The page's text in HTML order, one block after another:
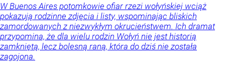
W Buenos Aires potomkowie ofiar rzezi wołyńskiej wciąż
pokazują rodzinne zdjęcia i listy, wspominając bliskich
zamordowanych z niezwykłym okrucieństwem. Ich dramat
przypomina, że dla wielu rodzin Wołyń nie jest historią
zamkniętą, lecz bolesną raną, która do dziś nie została
zagojona.